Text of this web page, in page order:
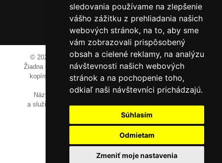
sledovania používame na zlepšenie
vášho zážitku z prehliadania našich
webových stránok, na to, aby sme
vám zobrazovali prispôsobený
obsah a cielené reklamy, na analýzu
návštevnosti našich webových
stránok a na pochopenie toho,
odkiaľ naši návštevníci prichádzajú.
Súhlasím
Odmietam
Zmeniť moje nastavenia
0911 955 646
© 2023-2024 JM Media, s.r.o.Všetky práva vyhradené.
Žiadna časť tohto portálu ak nie je uvedené inak, nesmie byť
kopírovaná, alebo prezentovaná bez výslovného súhlasu
prevádzkovateľa.
Názvy spoločností, firiem a prezentovaných výrobkov
a služieb môžu byť registrovanými obchodnými známkami
ich vlastníkov.